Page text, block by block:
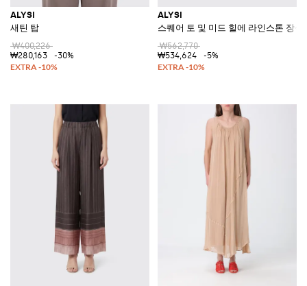
ALYSI
새틴 탑
₩400,226
₩280,163
-30%
ALYSI
스퀘어 토 및 미드 힐에 라인스톤 장식
₩562,770
₩534,624
-5%